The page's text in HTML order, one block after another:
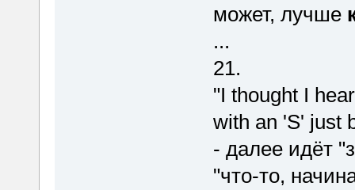
может, лучше
...
21.
"I thought I
with an 'S' just
- далее идёт
"что-то,